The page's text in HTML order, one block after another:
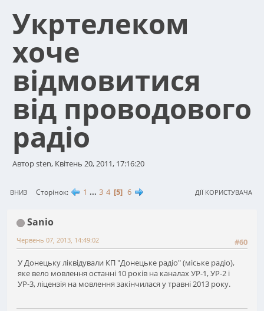
Укртелеком
хоче
відмовитися
від проводового
радіо
Автор sten, Квітень 20, 2011, 17:16:20
ВНИЗ Сторінок 1 ... 3 4 5 6 ДІЇ КОРИСТУВАЧА
Sanio
#60
Червень 07, 2013, 14:49:02
У Донецьку ліквідували КП "Донецьке радіо" (міське радіо),
яке вело мовлення останні 10 років на каналах УР-1, УР-2 і
УР-3, ліцензія на мовлення закінчилася у травні 2013 року.